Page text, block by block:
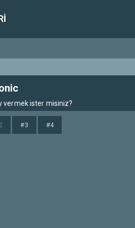
vermek ister misiniz?
#3 #4